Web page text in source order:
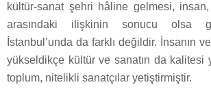
kültür-sanat şehri hâline gelmesi,
arasındaki ilişkinin sonucu olsa
İstanbul’unda da farklı değildir. İnsanın
yükseldikçe kültür ve sanatın da kalitesi
toplum, nitelikli sanatçılar yetiştirmiştir.